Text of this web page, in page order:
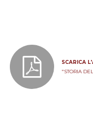
SCARICA
"STORIA